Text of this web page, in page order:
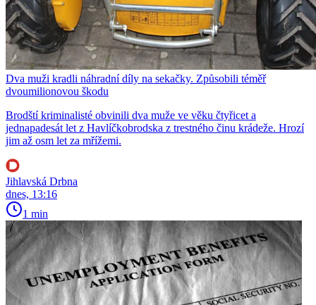
Dva muži kradli náhradní díly na sekačky. Způsobili téměř
dvoumilionovou škodu
Brodští kriminalisté obvinili dva muže ve věku čtyřicet a
jednapadesát let z Havlíčkobrodska z trestného činu krádeže. Hrozí
jim až osm let za mřížemi.
Jihlavská Drbna
dnes, 13:16
1 min